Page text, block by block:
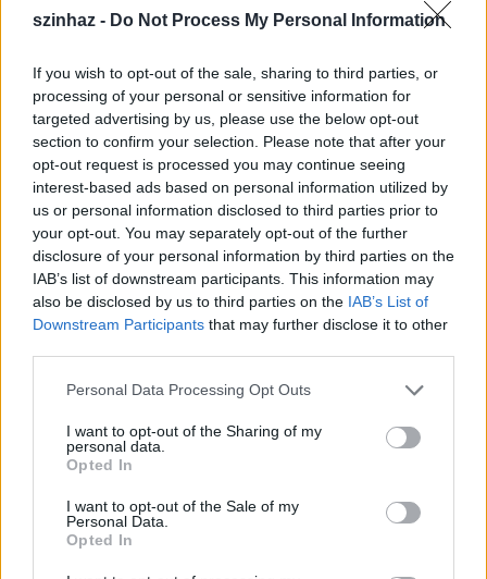
szinhaz - Do Not Process My Personal Information
If you wish to opt-out of the sale, sharing to third parties, or
processing of your personal or sensitive information for
targeted advertising by us, please use the below opt-out
section to confirm your selection. Please note that after your
opt-out request is processed you may continue seeing
interest-based ads based on personal information utilized by
us or personal information disclosed to third parties prior to
your opt-out. You may separately opt-out of the further
disclosure of your personal information by third parties on the
IAB’s list of downstream participants. This information may
also be disclosed by us to third parties on the IAB’s List of
Downstream Participants that may further disclose it to other
Please note that this website/app uses one or more Google
not limited to your visit or usage behaviour. You may click to
grant or deny consent to Google and its third-party tags to
use your data for below specified purposes in below Google
consent section.
Personal Data Processing Opt Outs
I want to opt-out of the Sharing of my
personal data.
Opted In
I want to opt-out of the Sale of my
Personal Data.
Opted In
működünk, profizmusra törekszünk. Ezért
mennyi pénzt kapunk. A folyamatos próbák
elengedhetetlenek a minőséghez. Nem állítok
valótlant, ha azt mondom a Forte társulat profi és
fejlődőképes. Nem biztos, hogy ez mindenkihez eljut.
- Szerinted mi a feltétele a változásnak, annak, hogy
Horváth Csaba:Nem tudom, hogy az alternatív